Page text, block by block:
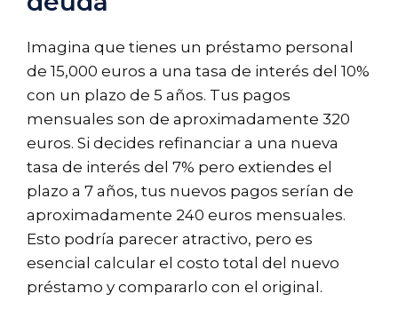
Imagina que tienes un préstamo personal
de 15,000 euros a una tasa de interés del 10%
con un plazo de 5 años. Tus pagos
mensuales son de aproximadamente 320
euros. Si decides refinanciar a una nueva
tasa de interés del 7% pero extiendes el
plazo a 7 años, tus nuevos pagos serían de
aproximadamente 240 euros mensuales.
Esto podría parecer atractivo, pero es
esencial calcular el costo total del nuevo
préstamo y compararlo con el original.